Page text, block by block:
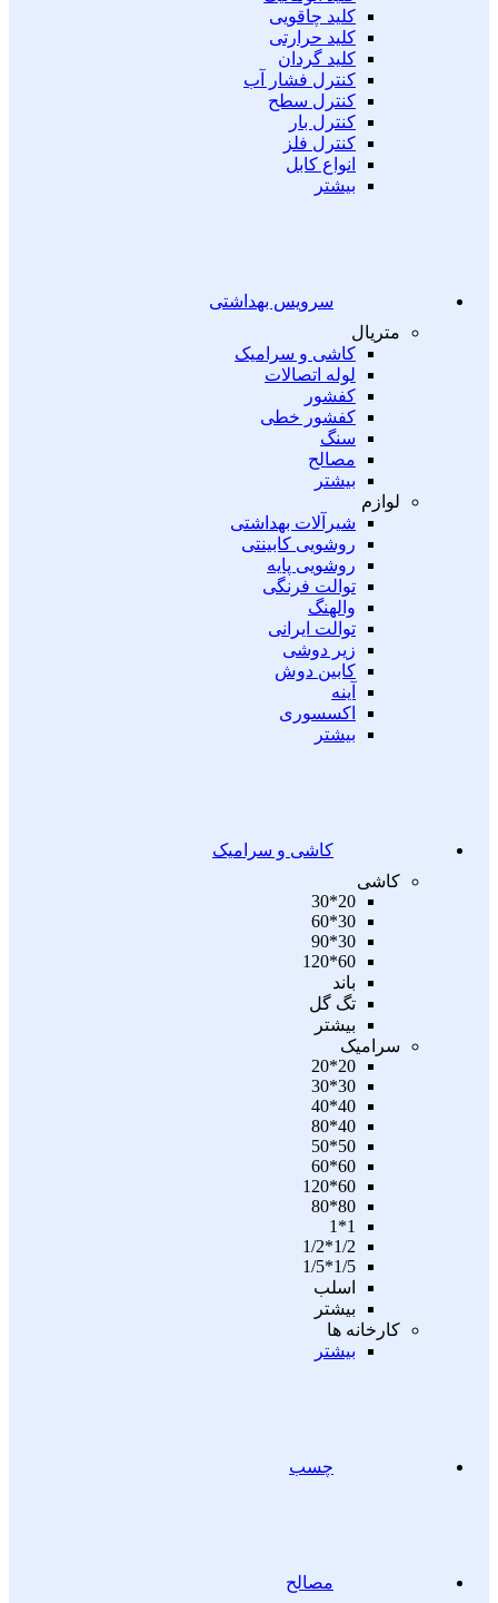
کلید چاقویی
کلید حرارتی
کلید گردان
کنترل فشار آب
کنترل سطح
کنترل بار
کنترل فلز
انواع کابل
بیشتر
سرویس بهداشتی
متریال
کاشی و سرامیک
لوله اتصالات
کفشور
کفشور خطی
سنگ
مصالح
بیشتر
لوازم
شیرآلات بهداشتی
روشویی کابینتی
روشویی پایه
توالت فرنگی
والهنگ
توالت ایرانی
زیر دوشی
کابین دوش
آینه
اکسسوری
بیشتر
کاشی و سرامیک
کاشی
20*30
30*60
30*90
60*120
باند
تگ گل
بیشتر
سرامیک
20*20
30*30
40*40
40*80
50*50
60*60
60*120
80*80
1*1
1/2*1/2
1/5*1/5
اسلب
بیشتر
کارخانه ها
بیشتر
چسب
مصالح